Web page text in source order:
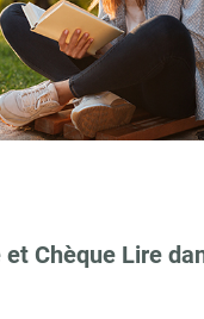
Chèque Lire